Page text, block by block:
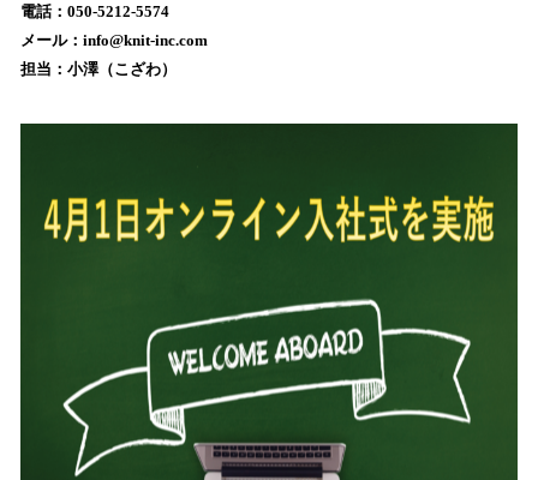
電話：050-5212-5574
メール：info@knit-inc.com
担当：小澤（こざわ）